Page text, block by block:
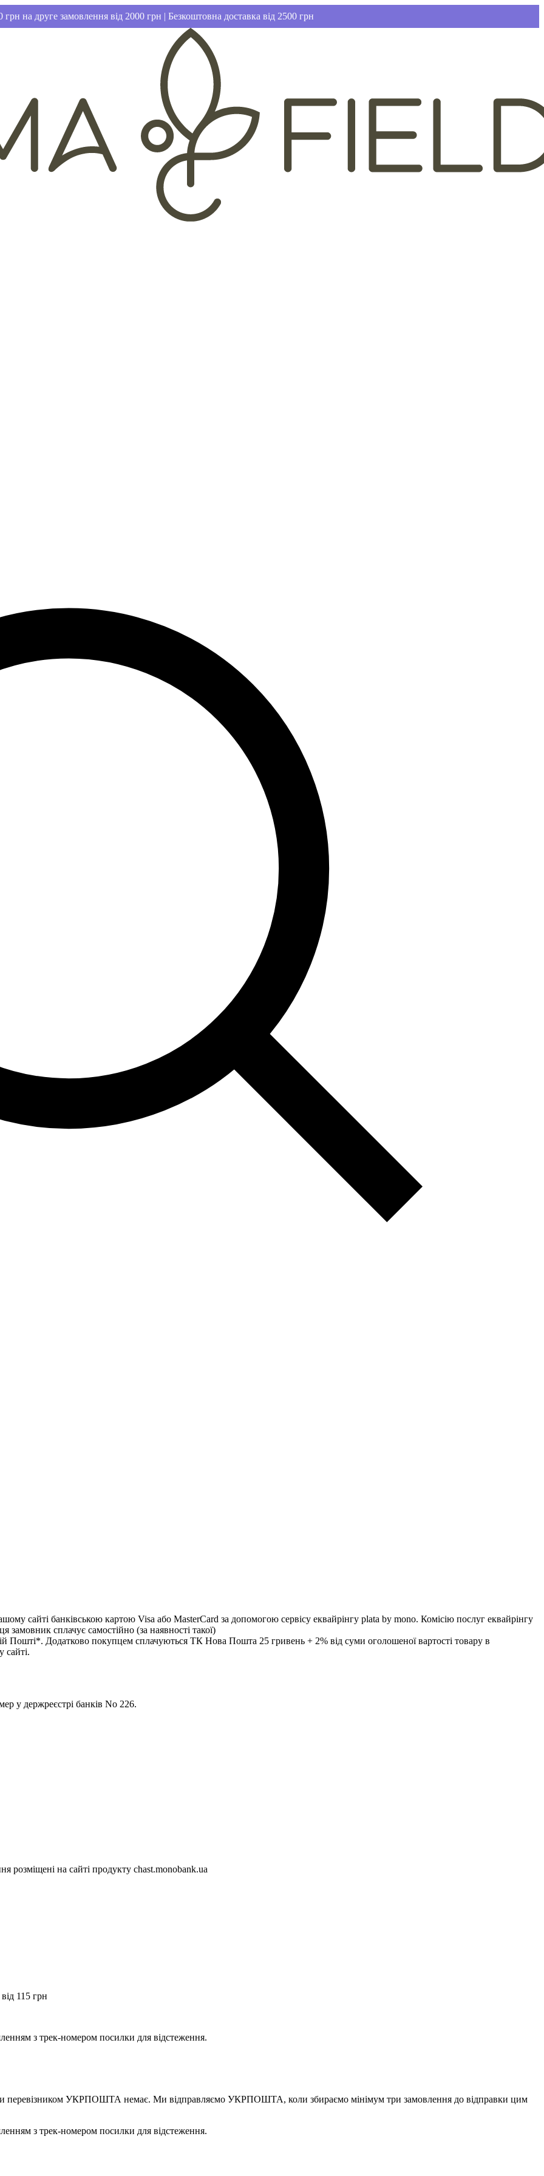
грн на друге замовлення від 2000 грн | Безкоштовна доставка від 2500 грн
банківською картою Visa або MasterCard за допомогою сервісу еквайрінгу plata by mono. Комісію послуг еквайрінгу
замовник сплачує самостійно (за наявності такої)
Додатково покупцем сплачуються ТК Нова Пошта 25 гривень + 2% від суми оголошеної вартості товару в
сайті.
у держреєстрі банків No 226.
розміщені на сайті продукту chast.monobank.ua
115 грн
з трек-номером посилки для відстеження.
перевізником УКРПОШТА немає. Ми відправляємо УКРПОШТА, коли збираємо мінімум три замовлення до відправки цим
з трек-номером посилки для відстеження.